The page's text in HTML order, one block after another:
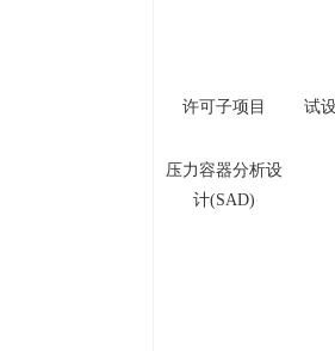
许可子项目 试
压力容器分析设
计(SAD)